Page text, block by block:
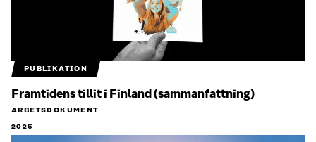
PUBLIKATION
Framtidens tillit i Finland (sammanfattning)
ARBETSDOKUMENT
2026